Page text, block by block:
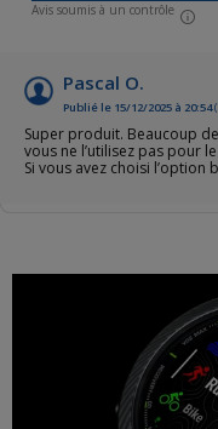
Avis soumis à un contrôle
Pascal O.
Publié le 15/12/2025 à 20:54
Super produit. Beaucoup
vous ne l’utilisez pas pour
Si vous avez choisi